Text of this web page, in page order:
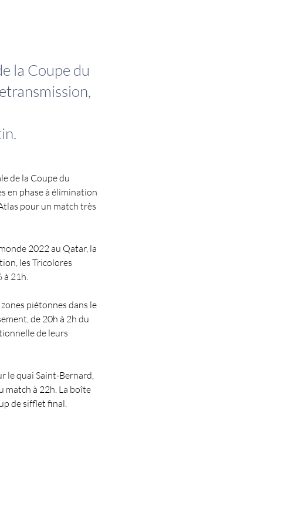
la Coupe du
de la Coupe du
en phase à élimination
pour un match très
2022 au Qatar, la
les Tricolores
à 21h.
piétonnes dans le
de 20h à 2h du
de leurs
le quai Saint-Bernard,
match à 22h. La boîte
de sifflet final.